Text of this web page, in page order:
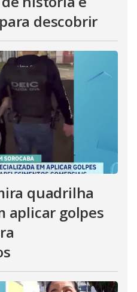
descobrir
quadrilha
aplicar golpes